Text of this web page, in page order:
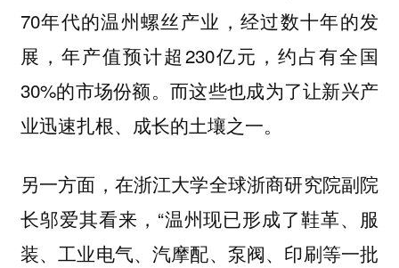
70年代的温州螺丝产业，经过数十年的发
展，年产值预计超230亿元，约占有全国
30%的市场份额。而这些也成为了让新兴产
业迅速扎根、成长的土壤之一。
另一方面，在浙江大学全球浙商研究院副院
长邬爱其看来，“温州现已形成了鞋革、服
装、工业电气、汽摩配、泵阀、印刷等一批